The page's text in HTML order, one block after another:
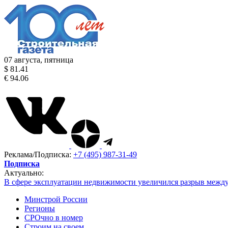
07 августа, пятница
$ 81.41
€ 94.06
Реклама/Подписка: +7 (495) 987-31-49
Подписка
Актуально:
В сфере эксплуатации недвижимости увеличился разрыв
Минстрой России
Регионы
СРОчно в номер